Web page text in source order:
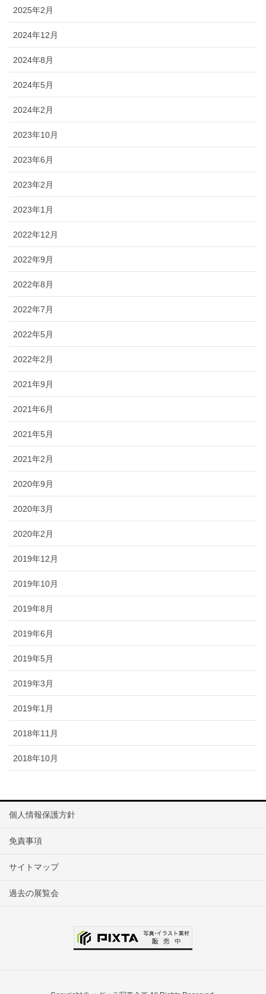
2025年2月
2024年12月
2024年8月
2024年5月
2024年2月
2023年10月
2023年6月
2023年2月
2023年1月
2022年12月
2022年9月
2022年8月
2022年7月
2022年5月
2022年2月
2021年9月
2021年6月
2021年5月
2021年2月
2020年9月
2020年3月
2020年2月
2019年12月
2019年10月
2019年8月
2019年6月
2019年5月
2019年3月
2019年1月
2018年11月
2018年10月
個人情報保護方針
免責事項
サイトマップ
過去の展覧会